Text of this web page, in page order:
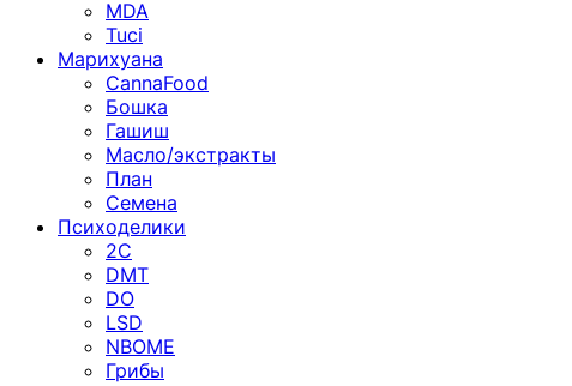
MDA
Tuci
Марихуана
CannaFood
Бошка
Гашиш
Масло/экстракты
План
Семена
Психоделики
2C
DMT
DO
LSD
NBOME
Грибы